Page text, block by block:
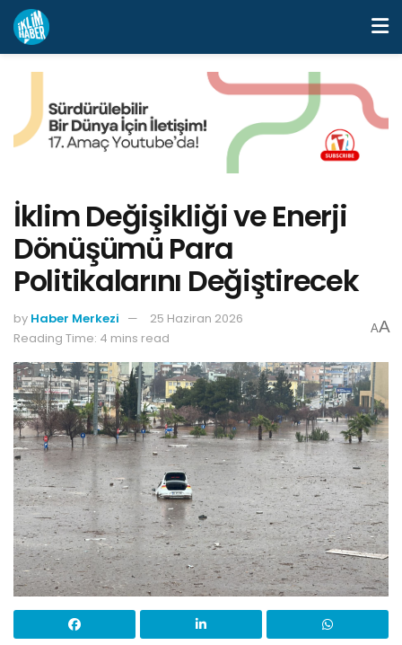
İklim Değişikliği ve Enerji
Dönüşümü Para
Politikalarını Değiştirecek
by Haber Merkezi
25 Haziran 2026
Reading Time: 4 mins read
AA